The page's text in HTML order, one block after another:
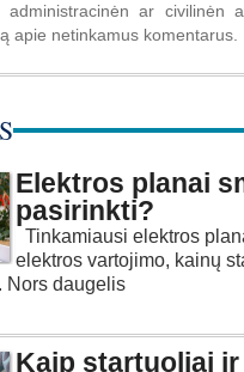
administracinėn ar civilinėn
apie netinkamus komentarus.
Elektros planai
pasirinkti?
Tinkamiausi elektros
elektros vartojimo, kainų
Nors daugelis
Kaip startuoliai